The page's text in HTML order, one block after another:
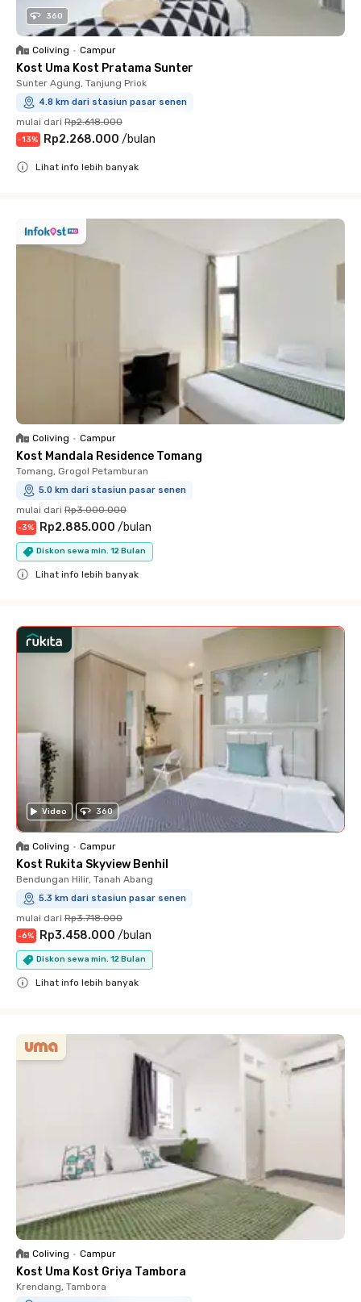
360
Coliving • Campur
Kost Uma Kost Pratama Sunter
Sunter Agung, Tanjung Priok
4.8 km dari stasiun pasar senen
mulai dari Rp2.618.000
-13% Rp2.268.000 /bulan
Lihat info lebih banyak
Coliving • Campur
Kost Mandala Residence Tomang
Tomang, Grogol Petamburan
5.0 km dari stasiun pasar senen
mulai dari Rp3.000.000
-3% Rp2.885.000 /bulan
Diskon sewa min. 12 Bulan
Lihat info lebih banyak
Video 360
Coliving • Campur
Kost Rukita Skyview Benhil
Bendungan Hilir, Tanah Abang
5.3 km dari stasiun pasar senen
mulai dari Rp3.718.000
-6% Rp3.458.000 /bulan
Diskon sewa min. 12 Bulan
Lihat info lebih banyak
Coliving • Campur
Kost Uma Kost Griya Tambora
Krendang, Tambora